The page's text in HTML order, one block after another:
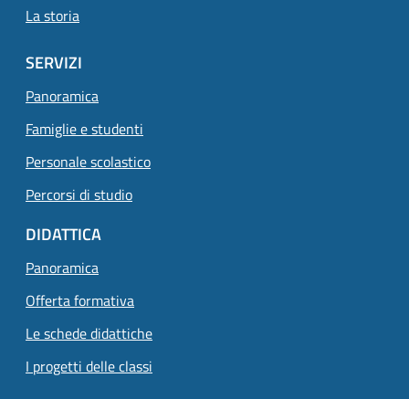
La storia
SERVIZI
Panoramica
Famiglie e studenti
Personale scolastico
Percorsi di studio
DIDATTICA
Panoramica
Offerta formativa
Le schede didattiche
I progetti delle classi